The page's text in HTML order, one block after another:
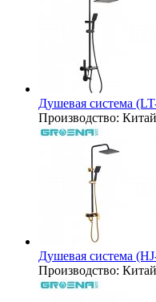
Душевая система
Производство: Китай
Душевая система
Производство: Китай